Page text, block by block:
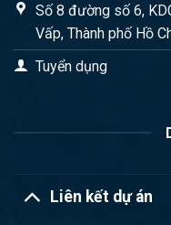
Số 8 đường số 6,
Vấp, Thành phố Hồ
Tuyển dụng
Liên kết dự án